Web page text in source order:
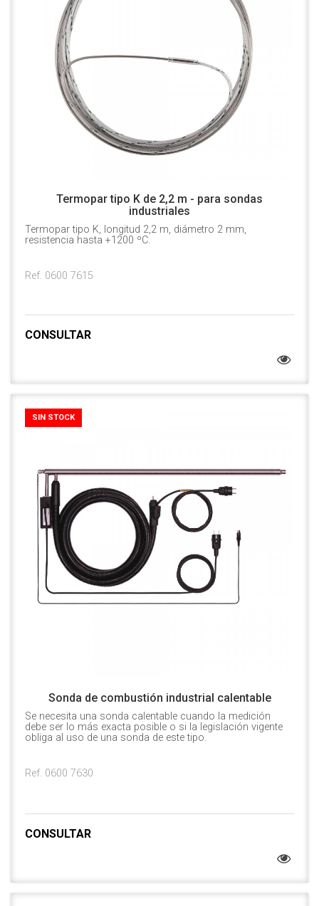
Termopar tipo K de 2,2 m - para sondas
industriales
Termopar tipo K, longitud 2,2 m, diámetro 2 mm,
resistencia hasta +1200 ºC.
Ref. 0600 7615
CONSULTAR
SIN STOCK
Sonda de combustión industrial calentable
Se necesita una sonda calentable cuando la medición
debe ser lo más exacta posible o si la legislación vigente
obliga al uso de una sonda de este tipo.
Ref. 0600 7630
CONSULTAR